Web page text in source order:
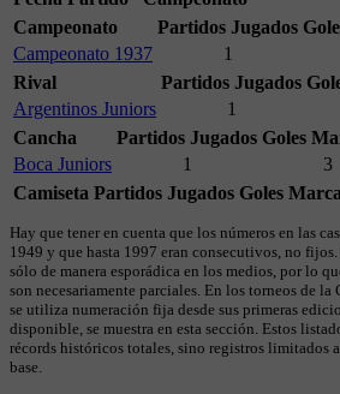
Campeonato
Partidos Jugados
Campeonato 1937
1
Rival
Partidos Jugados
Argentinos Juniors
1
Cancha
Partidos Jugados Goles
Boca Juniors
1
3
Camiseta Partidos Jugados Goles
Hay que tener en cuenta que los números en las
1949 y que hasta 1997 eran consecutivos, no
sólo de manera esporádica en los medios, por lo
son necesariamente parciales. En los torneos de la
se utiliza numeración fija desde sus primeras
disponible, se muestra en esta sección. Estos
récords históricos totales, sino registros limitados
base.